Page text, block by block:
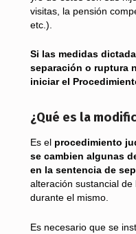
visitas, la pensión
etc.).
Si las medidas
separación o ruptura
iniciar el
¿Qué es la
Es el procedimiento
se cambien algunas
en la sentencia de
alteración sustancial
durante el mismo.
Es necesario que se